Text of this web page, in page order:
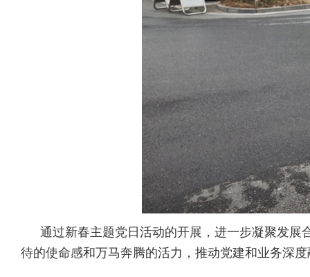
通过新春主题党日活动的开展，进一步凝聚发展
待的使命感和万马奔腾的活力，推动党建和业务深